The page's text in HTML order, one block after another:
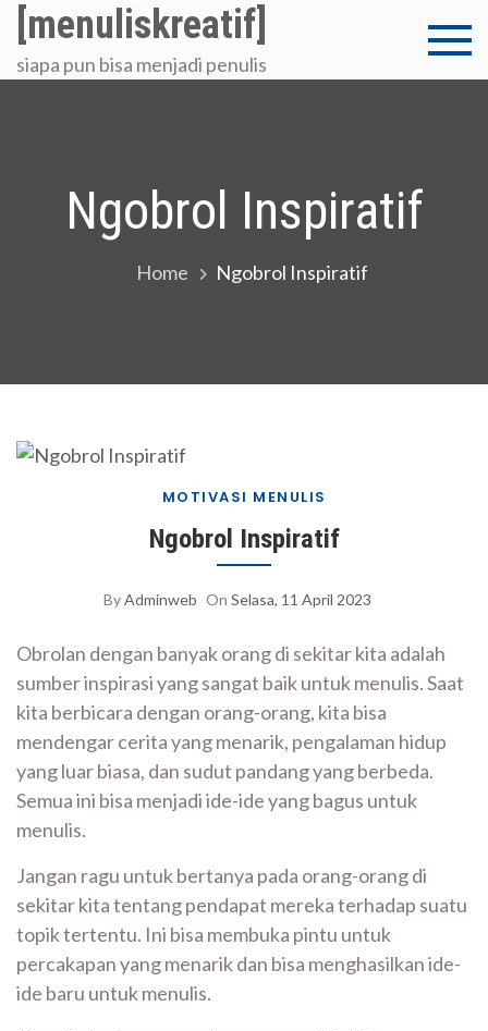
Skip
content
[menuliskreatif]
siapa pun bisa menjadi penulis
Ngobrol Inspiratif
Home Ngobrol Inspiratif
MOTIVASI MENULIS
Ngobrol Inspiratif
ByAdminweb On Selasa, 11 April 2023
Obrolan dengan banyak orang di sekitar kita adalah
sumber inspirasi yang sangat baik untuk menulis. Saat
kita berbicara dengan orang-orang, kita bisa
mendengar cerita yang menarik, pengalaman hidup
yang luar biasa, dan sudut pandang yang berbeda.
Semua ini bisa menjadi ide-ide yang bagus untuk
menulis.
Jangan ragu untuk bertanya pada orang-orang di
sekitar kita tentang pendapat mereka terhadap suatu
topik tertentu. Ini bisa membuka pintu untuk
percakapan yang menarik dan bisa menghasilkan ide-
ide baru untuk menulis.